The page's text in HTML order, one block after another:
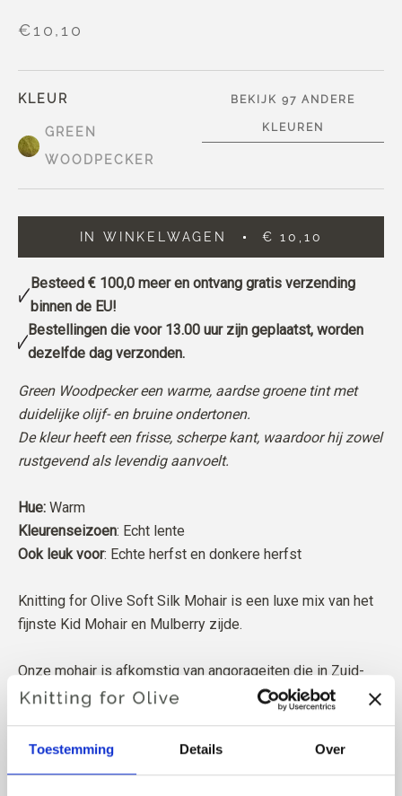
Toestemming Details Over
€10,10
KLEUR
GREEN
WOODPECKER
BEKIJK 97 ANDERE
KLEUREN
IN WINKELWAGEN € 10,10
Besteed € 100,0meer en ontvang gratis verzending
binnen de EU!
Bestellingen die voor 13.00 uur zijn geplaatst, worden
dezelfde dag verzonden.
Green Woodpecker een warme, aardse groene tint met
duidelijke olijf- en bruine ondertonen.
De kleur heeft een frisse, scherpe kant, waardoor hij zowel
rustgevend als levendig aanvoelt.
Hue: Warm
Kleurenseizoen: Echt lente
Ook leuk voor: Echte herfst en donkere herfst
Knitting for Olive Soft Silk Mohair is een luxe mix van het
fijnste Kid Mohair en Mulberry zijde.
Onze mohair is afkomstig van angorageiten die in Zuid-
Afrika worden gefokt, en het garen wordt ook lokaal
geproduceerd. Onze garens zijn traceerbaar tot aan de
individuele boerderijen, wat betekent dat we precies